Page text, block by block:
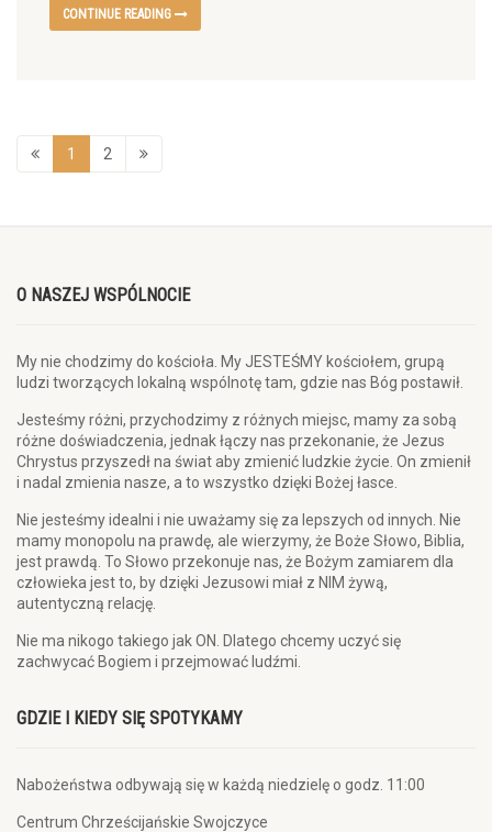
CONTINUE READING
1 2
O NASZEJ WSPÓLNOCIE
My nie chodzimy do kościoła. My JESTEŚMY kościołem, grupą
ludzi tworzących lokalną wspólnotę tam, gdzie nas Bóg postawił.
Jesteśmy różni, przychodzimy z różnych miejsc, mamy za sobą
różne doświadczenia, jednak łączy nas przekonanie, że Jezus
Chrystus przyszedł na świat aby zmienić ludzkie życie. On zmienił
i nadal zmienia nasze, a to wszystko dzięki Bożej łasce.
Nie jesteśmy idealni i nie uważamy się za lepszych od innych. Nie
mamy monopolu na prawdę, ale wierzymy, że Boże Słowo, Biblia,
jest prawdą. To Słowo przekonuje nas, że Bożym zamiarem dla
człowieka jest to, by dzięki Jezusowi miał z NIM żywą,
autentyczną relację.
Nie ma nikogo takiego jak ON. Dlatego chcemy uczyć się
zachwycać Bogiem i przejmować ludźmi.
GDZIE I KIEDY SIĘ SPOTYKAMY
Nabożeństwa odbywają się w każdą niedzielę o godz. 11:00
Centrum Chrześcijańskie Swojczyce